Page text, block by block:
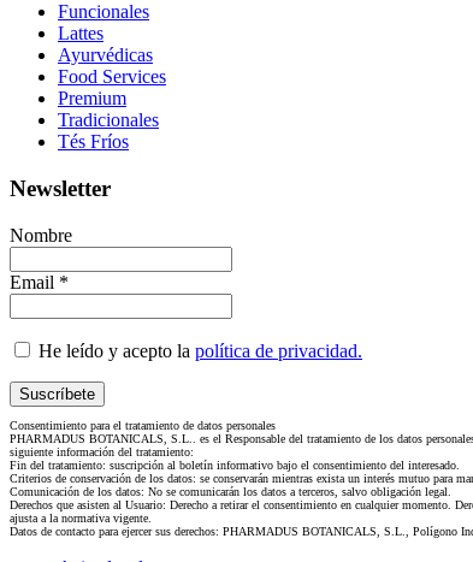
Funcionales
Lattes
Ayurvédicas
Food Services
Premium
Tradicionales
Tés Fríos
Newsletter
Nombre
Email *
He leído y acepto la política de privacidad.
Consentimiento para el tratamiento de datos personales
PHARMADUS BOTANICALS, S.L.. es el Responsable del tratamiento de los datos
siguiente información del tratamiento:
Fin del tratamiento: suscripción al boletín informativo bajo el consentimiento del interesado.
Criterios de conservación de los datos: se conservarán mientras exista un interés mutuo para
Comunicación de los datos: No se comunicarán los datos a terceros, salvo obligación legal.
Derechos que asisten al Usuario: Derecho a retirar el consentimiento en cualquier momento.
ajusta a la normativa vigente.
Datos de contacto para ejercer sus derechos: PHARMADUS BOTANICALS, S.L., Polígono